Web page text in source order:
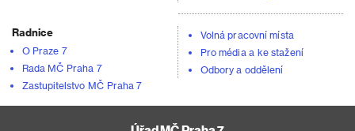
Radnice
O Praze 7
Rada MČ Praha 7
Zastupitelstvo MČ Praha 7
Volná pracovní místa
Pro média a ke stažení
Odbory a oddělení